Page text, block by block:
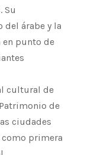
Su
árabe y la
punto de
cultural de
de
ciudades
primera